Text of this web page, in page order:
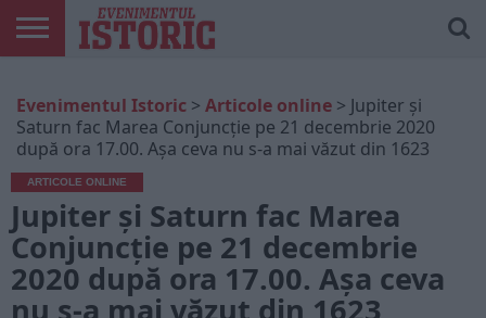
ONLINE
EDIȚII
TIPĂRITE
ISTORIC
PLAY
CONTUL
MEU
Evenimentul Istoric > Articole online > Jupiter şi
Saturn fac Marea Conjuncție pe 21 decembrie 2020
după ora 17.00. Așa ceva nu s-a mai văzut din 1623
ARTICOLE ONLINE
Jupiter şi Saturn fac Marea
Conjuncție pe 21 decembrie
2020 după ora 17.00. Așa ceva
nu s-a mai văzut din 1623